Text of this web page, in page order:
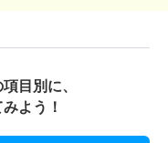
目別に、
よう！